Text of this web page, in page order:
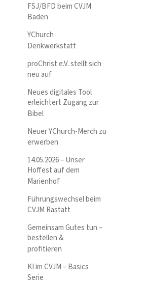
FSJ/BFD beim CVJM
Baden
YChurch
Denkwerkstatt
proChrist e.V. stellt sich
neu auf
Neues digitales Tool
erleichtert Zugang zur
Bibel
Neuer YChurch-Merch zu
erwerben
14.05.2026 – Unser
Hoffest auf dem
Marienhof
Führungswechsel beim
CVJM Rastatt
Gemeinsam Gutes tun –
bestellen &
profitieren
KI im CVJM – Basics
Serie